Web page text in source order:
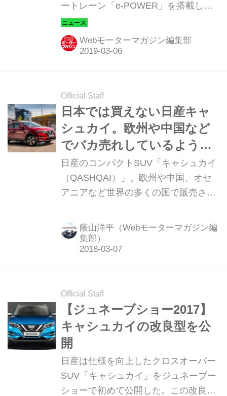
ートレーン「e-POWER」を搭載した
クロスオーバーコンセプト「IMQ」を
世界初公開した。
Webモーターマガジン編集部
Official Staff
日本では買えない日産キャ
シュカイ。欧州や中国など
でバカ売れしているようだ
が、一体どんなクルマな
の？
日産のコンパクトSUV「キャシュカイ
（QASHQAI）」。欧州や中国、オセ
アニアなど世界の多くの国で販売され
い。では、キャシュカイとはどんなモ
デルなのだろうか。
蔭山洋平（Webモーターマガジン編
集部）
Official Staff
【ジュネーブショー2017】
キャシュカイの改良型を公
開
日産は仕様を向上したクロスオーバー
SUV「キャシュカイ」をジュネーブー
ショーで初めて公開した。この改良で